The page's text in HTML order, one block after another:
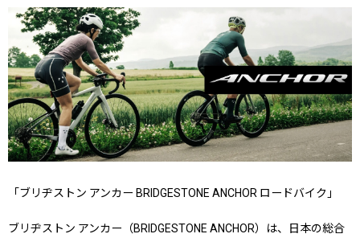
「ブリヂストン アンカー BRIDGESTONE ANCHOR ロードバイク」
ブリヂストン アンカー（BRIDGESTONE ANCHOR）は、日本の総合